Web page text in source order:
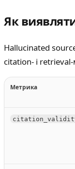
Як
Hallucinated
citation- і
Метрика